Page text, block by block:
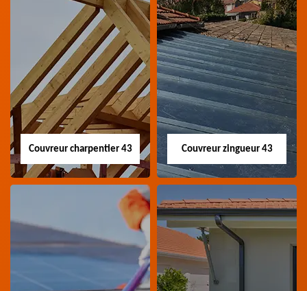
Couvreur charpentier 43
Couvreur
charpentier 43
Artisan couvreur
Couvreur zingueur 43
Couvreur zingueur
Artisan couvreur